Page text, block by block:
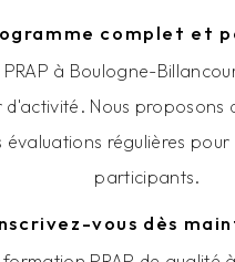
complet et
à Boulogne-
Nous proposons
évaluations régulières
participants.
vous dès